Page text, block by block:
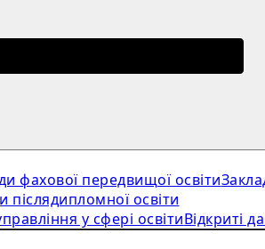
фахової передвищої освіти
післядипломної освіти
у сфері освітиВідкриті